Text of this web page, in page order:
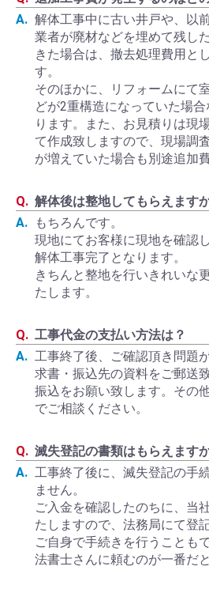
解体工事中に古い井戸や、以
業者が廃材などを埋めて残し
きた場合は、撤去処理費用と
す。
そのほかに、リフォームにて
どが2重構造になっていた場
ります。また、お見積りは現
て作成致しますので、現場調
が増えていた場合も別途追加
解体後は整地してもらえます
もちろんです。
現地にてお客様に現地を確認
解体工事完了となります。
きちんと整地を行いきれいな
たします。
工事代金の支払い方法は？
工事終了後、ご確認頂き問題
求書・振込先の資料をご郵送
振込をお願い致します。その
でご相談ください。
滅失登記の書類はもらえます
工事終了後に、滅失登記の手
ません。
ご入金を確認したのちに、当
たしますので、法務局にて登
ご自身で手続きを行うことも
法書士さんに頼むのが一番だ